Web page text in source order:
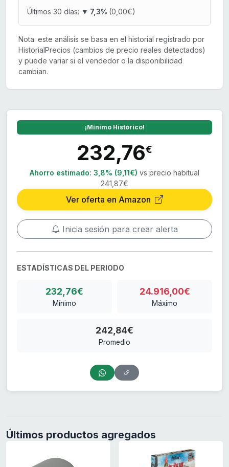
Últimos 30 días: ▼ 7,3% (0,00€)
Nota: este análisis se basa en el historial registrado por
HistorialPrecios (cambios de precio reales detectados)
y puede variar si el vendedor o la disponibilidad
cambian.
¡Mínimo Histórico!
232,76€
Ahorro estimado: 3,8% (9,11€) vs precio habitual
241,87€
Ver oferta en Amazon
Inicia sesión para crear alerta
ESTADÍSTICAS DEL PERIODO
232,76€
Mínimo
24.916,00€
Máximo
242,84€
Promedio
Últimos productos agregados